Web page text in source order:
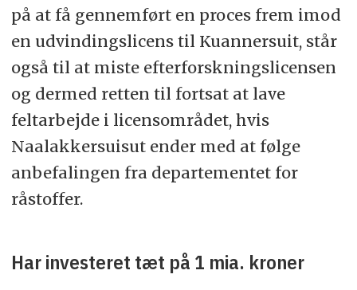
på at få gennemført en proces frem imod
en udvindingslicens til Kuannersuit, står
også til at miste efterforskningslicensen
og dermed retten til fortsat at lave
feltarbejde i licensområdet, hvis
Naalakkersuisut ender med at følge
anbefalingen fra departementet for
råstoffer.
Har investeret tæt på 1 mia. kroner